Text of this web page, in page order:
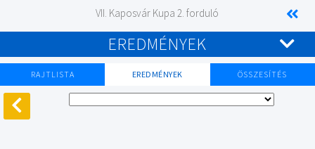
VII. Kaposvár Kupa 2. forduló
EREDMÉNYEK
RAJTLISTA EREDMÉNYEK ÖSSZESÍTÉS